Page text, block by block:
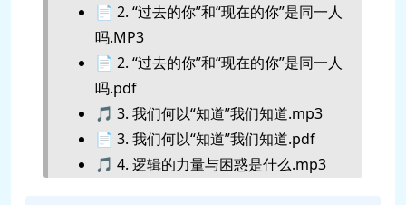
📄 2. “过去的你”和“现在的你”是同一人
吗.MP3
📄 2. “过去的你”和“现在的你”是同一人
吗.pdf
🎵 3. 我们何以“知道”我们知道.mp3
📄 3. 我们何以“知道”我们知道.pdf
🎵 4. 逻辑的力量与困惑是什么.mp3